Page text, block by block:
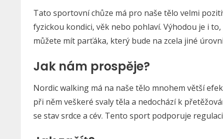
Tato sportovní chůze má pro naše tělo velmi
fyzickou kondici, věk nebo pohlaví. Výhodou je i
můžete mít parťáka, který bude na zcela jiné
Jak nám prospěje?
Nordic walking má na naše tělo mnohem větší
při něm veškeré svaly těla a nedochází k
se stav srdce a cév. Tento sport podporuje